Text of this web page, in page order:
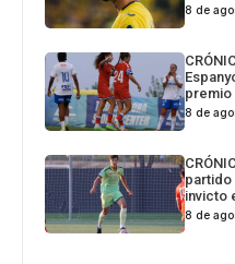
8 de
premio
8 de
partido
invicto
8 de